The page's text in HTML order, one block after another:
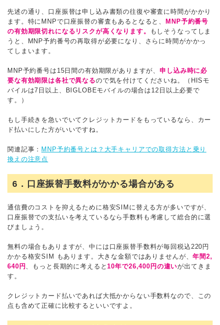
先述の通り、口座振替は申し込み書類の往復や審査に時間がかかり
ます。特にMNPで口座振替の審査もあるとなると、
MNP予約番号
の有効期限切れになるリスクが高くなります。
もしそうなってしま
うと、MNP予約番号の再取得が必要になり、さらに時間がかかっ
てしまいます。
MNP予約番号は15日間の有効期限がありますが、申し込み時に必
要な有効期限は各社で異なるので気を付けてくださいね。（HISモ
バイルは7日以上、BIGLOBEモバイルの場合は12日以上必要で
す。）
もし手続きを急いでいてクレジットカードをもっているなら、カー
ド払いにした方がいいですね。
関連記事： MNP予約番号とは？大手キャリアでの取得方法と乗り
換えの注意点
6．口座振替手数料がかかる場合がある
通信費のコストを抑えるために格安SIMに替える方が多いですが、
口座振替での支払いを考えているなら手数料も考慮して総合的に選
びましょう。
無料の場合もありますが、中には口座振替手数料が毎回税込220円
かかる格安SIM もあります。大きな金額ではありませんが、年間2,
640円 、もっと長期的に考えると10年で26,400円の違いが出てきま
す。
クレジットカード払いであれば大抵かからない手数料なので、この
点も含めて正確に比較するといいですよ。